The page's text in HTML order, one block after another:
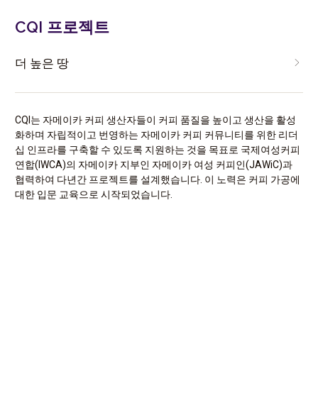
CQI 프로젝트
더 높은 땅
CQI는 자메이카 커피 생산자들이 커피 품질을 높이고 생산을 활성
화하며 자립적이고 번영하는 자메이카 커피 커뮤니티를 위한 리더
십 인프라를 구축할 수 있도록 지원하는 것을 목표로 국제여성커피
연합(IWCA)의 자메이카 지부인 자메이카 여성 커피인(JAWiC)과
협력하여 다년간 프로젝트를 설계했습니다. 이 노력은 커피 가공에
대한 입문 교육으로 시작되었습니다.